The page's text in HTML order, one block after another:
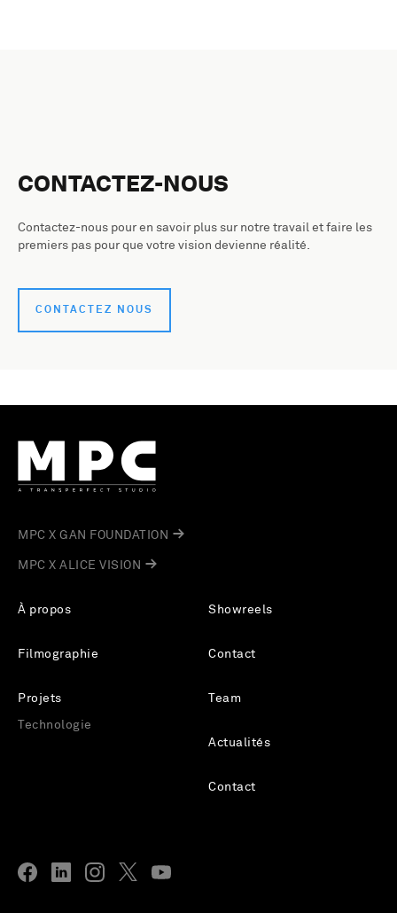
CONTACTEZ-NOUS
Contactez-nous pour en savoir plus sur notre travail et faire les
premiers pas pour que votre vision devienne réalité.
CONTACTEZ NOUS
À propos
Filmographie
Projets
Technologie
Showreels
Contact
Team
Actualités
Contact
MPC X GAN FOUNDATION
MPC X ALICE VISION